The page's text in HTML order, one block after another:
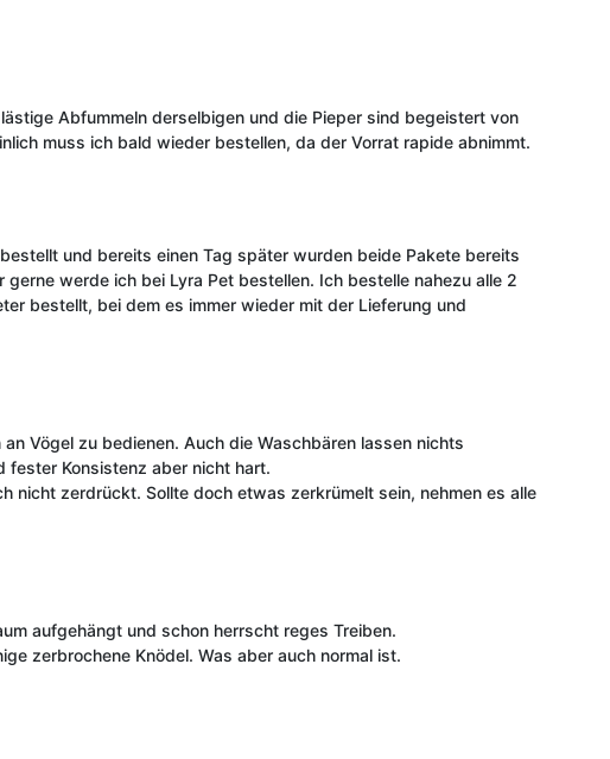
Abfummeln derselbigen und die Pieper sind begeistert von
muss ich bald wieder bestellen, da der Vorrat rapide abnimmt.
und bereits einen Tag später wurden beide Pakete bereits
werde ich bei Lyra Pet bestellen. Ich bestelle nahezu alle 2
bestellt, bei dem es immer wieder mit der Lieferung und
Vögel zu bedienen. Auch die Waschbären lassen nichts
fester Konsistenz aber nicht hart.
nicht zerdrückt. Sollte doch etwas zerkrümelt sein, nehmen es alle
aufgehängt und schon herrscht reges Treiben.
zerbrochene Knödel. Was aber auch normal ist.